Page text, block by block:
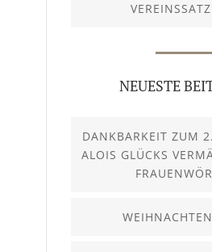
NEUESTE
DANKBARKEIT ZUM
ALOIS GLÜCKS